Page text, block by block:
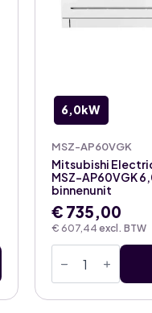
6,0kW
MSZ-AP60VGK
€ 607,44 excl. BTW
Mitsubishi
MSZ-AP60VGK
binnenunit
€ 735,00
Mitsubishi
Electric
MSZ-
AP60VGK